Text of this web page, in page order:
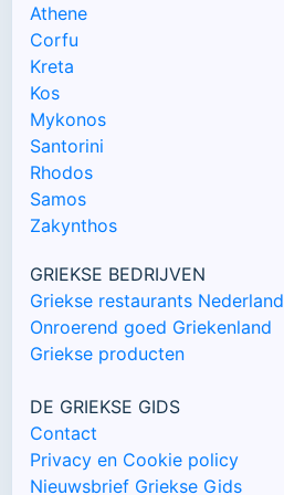
Athene
Corfu
Kreta
Kos
Mykonos
Santorini
Rhodos
Samos
Zakynthos
GRIEKSE BEDRIJVEN
Griekse restaurants Nederland
Onroerend goed Griekenland
Griekse producten
DE GRIEKSE GIDS
Contact
Privacy en Cookie policy
Nieuwsbrief Griekse Gids